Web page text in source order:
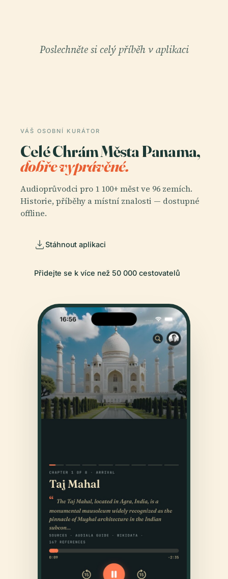
Poslechněte si celý příběh v aplikaci
VÁŠ OSOBNÍ KURÁTOR
Celé Chrám Města Panama,
dobře vyprávěné.
Audioprůvodci pro 1 100+ měst ve 96 zemích.
Historie, příběhy a místní znalosti — dostupné
offline.
Stáhnout aplikaci
Přidejte se k více než 50 000 cestovatelů